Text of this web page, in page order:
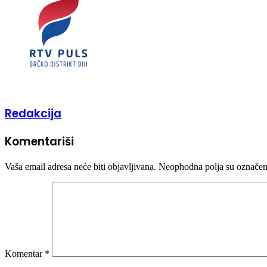
Redakcija
Komentariši
Vaša email adresa neće biti objavljivana. Neophodna polja su
Komentar *